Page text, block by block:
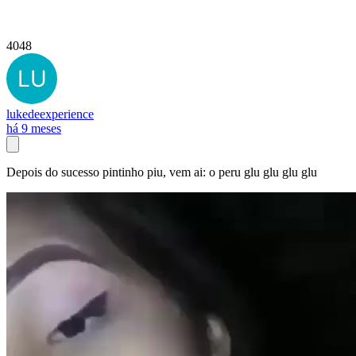
4048
lukedeexperience
há 9 meses
Depois do sucesso pintinho piu, vem ai: o peru glu glu glu glu